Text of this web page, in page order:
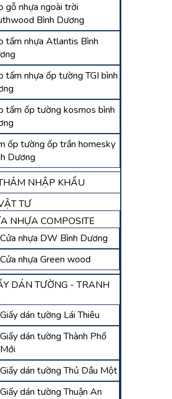
gỗ nhựa ngoài trời
Bình Dương
tấm nhựa Atlantis Bình
tấm nhựa ốp tường TGI bình
tấm ốp tường kosmos bình
ốp tường ốp trần homesky
Dương
NHẬP KHẨU
TƯ
NHỰA COMPOSITE
Cửa nhựa DW Bình Dương
Cửa nhựa Green wood
DÁN TƯỜNG - TRANH
Giấy dán tường Lái Thiêu
Giấy dán tường Thành Phố
Mới
Giấy dán tường Thủ Dầu Một
Giấy dán tường Thuận An